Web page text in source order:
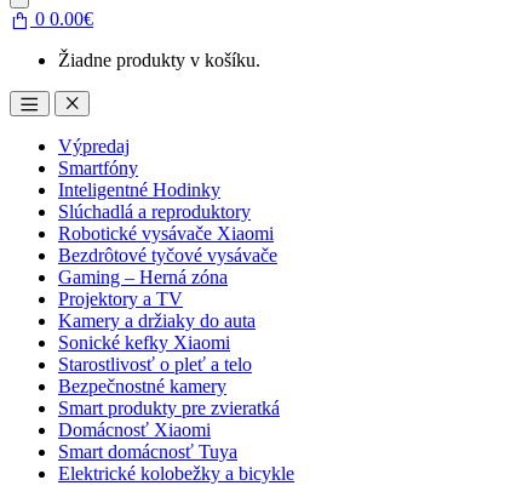
0 0.00€
Žiadne produkty v košíku.
Open Close
Výpredaj
Smartfóny
Inteligentné Hodinky
Slúchadlá a reproduktory
Robotické vysávače Xiaomi
Bezdrôtové tyčové vysávače
Gaming – Herná zóna
Projektory a TV
Kamery a držiaky do auta
Sonické kefky Xiaomi
Starostlivosť o pleť a telo
Bezpečnostné kamery
Smart produkty pre zvieratká
Domácnosť Xiaomi
Smart domácnosť Tuya
Elektrické kolobežky a bicykle